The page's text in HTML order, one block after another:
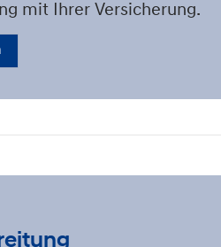
mit Ihrer Versicherung.